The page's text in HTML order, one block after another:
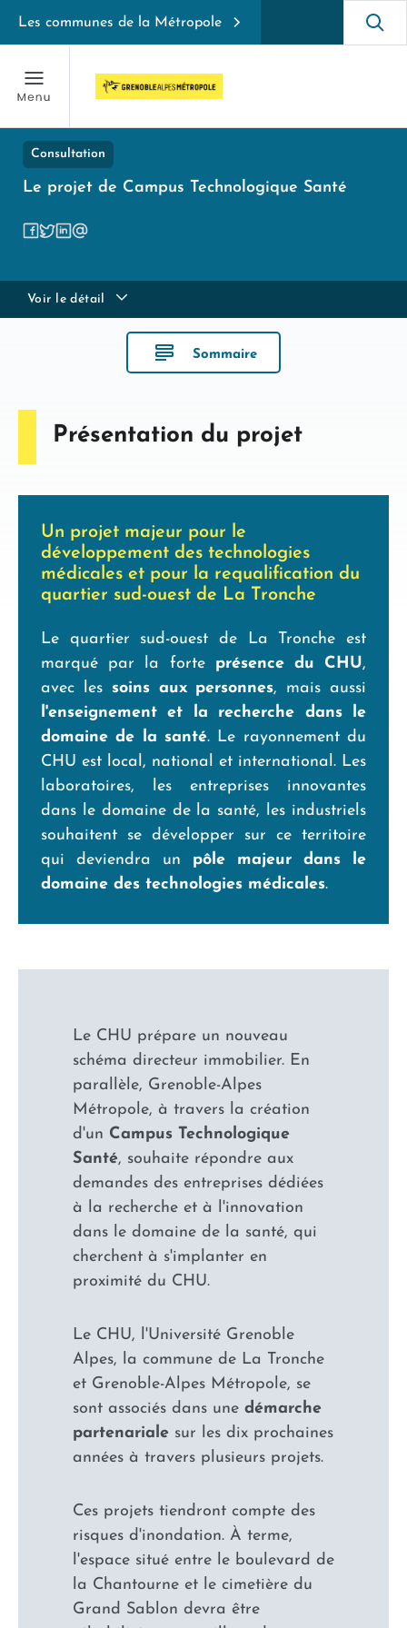
Les communes de la Métropole
Consultation
Le projet de Campus Technologique Santé
Voir le détail
Sommaire
Présentation du projet
Un projet majeur pour le
développement des technologies
médicales et pour la requalification du
quartier sud-ouest de La Tronche
Le quartier sud-ouest de La Tronche est
marqué par la forte présence du CHU,
avec lessoins aux personnes, mais aussi
l'enseignement et la recherche dans le
domaine de la santé. Le rayonnement du
CHU est local, national et international. Les
laboratoires, les entreprises innovantes
dans le domaine de la santé, les industriels
souhaitent se développer sur ce territoire
qui deviendra un pôle majeur dans le
domaine des technologies médicales.
Le CHU prépare un nouveau
schéma directeur immobilier. En
parallèle, Grenoble-Alpes
Métropole, à travers la création
d'un Campus Technologique
Santé, souhaite répondre aux
demandes des entreprises dédiées
à la recherche et à l'innovation
dans le domaine de la santé, qui
cherchent à s'implanter en
proximité du CHU.
Le CHU, l'Université Grenoble
Alpes, la commune de La Tronche
et Grenoble-Alpes Métropole, se
sont associés dans une démarche
partenariale sur les dix prochaines
années à travers plusieurs projets.
Ces projets tiendront compte des
risques d'inondation. À terme,
l'espace situé entre le boulevard de
la Chantourne et le cimetière du
Grand Sablon devra être